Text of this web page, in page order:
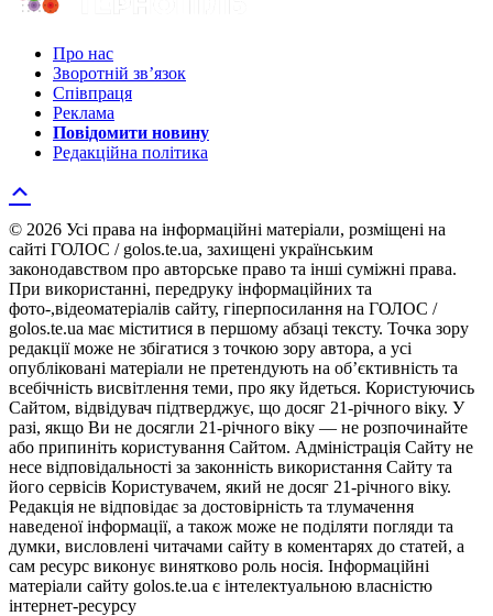
Про нас
Зворотній зв’язок
Співпраця
Реклама
Повідомити новину
Редакційна політика
© 2026 Усі права на інформаційні матеріали, розміщені на
сайті ГОЛОС / golos.te.ua, захищені українським
законодавством про авторське право та інші суміжні права.
При використанні, передруку інформаційних та
фото-,відеоматеріалів сайту, гіперпосилання на ГОЛОС /
golos.te.ua має міститися в першому абзаці тексту. Точка зору
редакції може не збігатися з точкою зору автора, а усі
опубліковані матеріали не претендують на об’єктивність та
всебічність висвітлення теми, про яку йдеться. Користуючись
Сайтом, відвідувач підтверджує, що досяг 21-річного віку. У
разі, якщо Ви не досягли 21-річного віку — не розпочинайте
або припиніть користування Сайтом. Адміністрація Сайту не
несе відповідальності за законність використання Сайту та
його сервісів Користувачем, який не досяг 21-річного віку.
Редакція не відповідає за достовірність та тлумачення
наведеної інформації, а також може не поділяти погляди та
думки, висловлені читачами сайту в коментарях до статей, а
сам ресурс виконує винятково роль носія. Інформаційні
матеріали сайту golos.te.ua є інтелектуальною власністю
інтернет-ресурсу